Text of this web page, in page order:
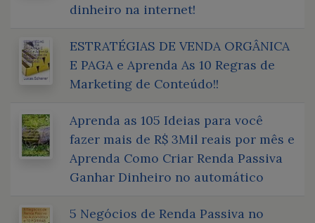
dinheiro na internet!
ESTRATÉGIAS DE VENDA ORGÂNICA
E PAGA e Aprenda As 10 Regras de
Marketing de Conteúdo!!
Aprenda as 105 Ideias para você
fazer mais de R$ 3Mil reais por mês e
Aprenda Como Criar Renda Passiva
Ganhar Dinheiro no automático
5 Negócios de Renda Passiva no